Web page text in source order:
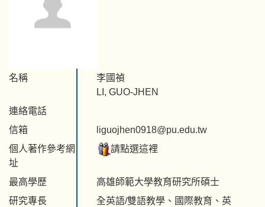
名稱
李國禎
LI, GUO-JHEN
連絡電話
信箱
liguojhen0918@pu.edu.tw
個人著作參考網
址
請點選這裡
最高學歷
高雄師範大學教育研究所碩士
研究專長
全英語/雙語教學、國際教育、英